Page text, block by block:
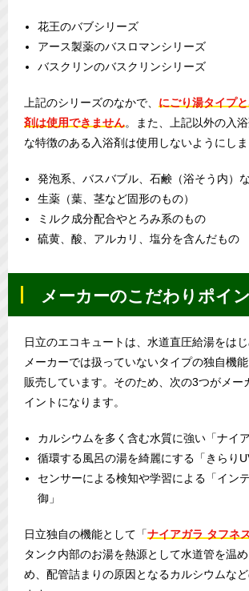
花王のバブシリーズ
アース製薬のバスロマンシリーズ
バスクリンのバスクリンシリーズ
上記のシリーズのなかで、 にごり湯タイプ
剤は使用できません。また、上記以外の入
な特徴のある入浴剤は使用しないようにしま
発泡系、バスバブル、石鹸（浴そう内）
生薬（葉、茎など固形のもの）
ミルク成分配合やとろみ系のもの
硫黄、酸、アルカリ、塩分を含んだもの
メーカーのこだわりポイ
日立のエコキュートは、水道直圧給湯をは
メーカーでは扱っていないタイプの独自機
販売しています。そのため、次の3つがメー
イントになります。
カルシウムを多く含む水質に強い「ナイ
循環する風呂の湯を綺麗にする「きらり
センサーによる検知や学習による「イン
御」
日立独自の機能として「ナイアガラ タフネ
タンク内部のお湯を熱源として水道管を温
め、配管詰まりの原因となるカルシウムな